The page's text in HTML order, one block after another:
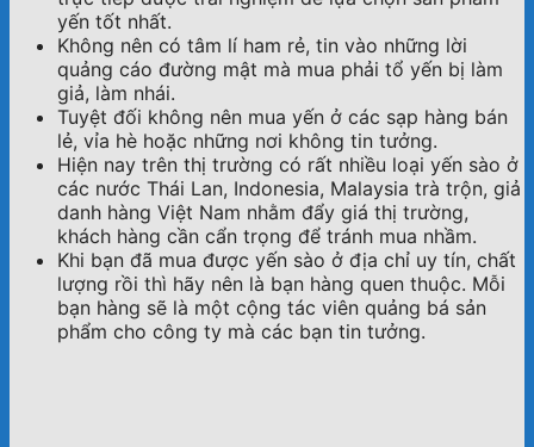
yến tốt nhất.
Không nên có tâm lí ham rẻ, tin vào những lời
quảng cáo đường mật mà mua phải tổ yến bị làm
giả, làm nhái.
Tuyệt đối không nên mua yến ở các sạp hàng bán
lẻ, vỉa hè hoặc những nơi không tin tưởng.
Hiện nay trên thị trường có rất nhiều loại yến sào ở
các nước Thái Lan, Indonesia, Malaysia trà trộn, giả
danh hàng Việt Nam nhằm đẩy giá thị trường,
khách hàng cần cẩn trọng để tránh mua nhầm.
Khi bạn đã mua được yến sào ở địa chỉ uy tín, chất
lượng rồi thì hãy nên là bạn hàng quen thuộc. Mỗi
bạn hàng sẽ là một cộng tác viên quảng bá sản
phẩm cho công ty mà các bạn tin tưởng.